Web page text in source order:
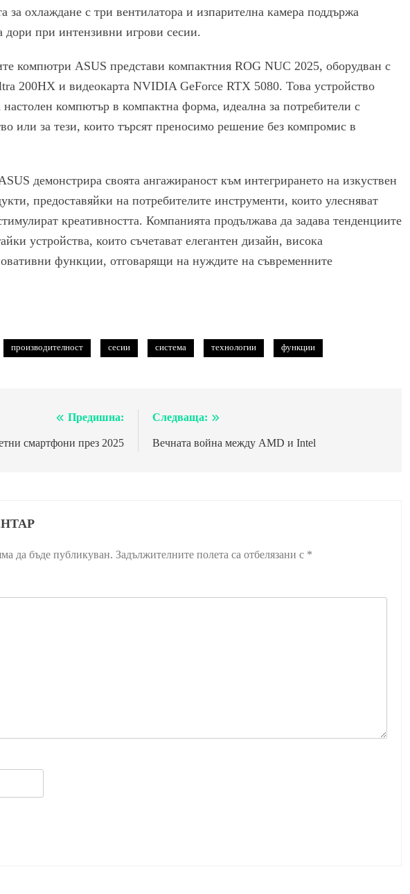
за охлаждане с три вентилатора и изпарителна камера поддържа
дори при интензивни игрови сесии.
компютри ASUS представи компактния ROG NUC 2025, оборудван с
200HX и видеокарта NVIDIA GeForce RTX 5080. Това устройство
компютър в компактна форма, идеална за потребители с
или за тези, които търсят преносимо решение без компромис в
демонстрира своята ангажираност към интегрирането на изкуствен
предоставяйки на потребителите инструменти, които улесняват
креативността. Компанията продължава да задава тенденциите
устройства, които съчетават елегантен дизайн, висока
функции, отговарящи на нуждите на съвременните
производителност сесии система технологии функции
Предишна:
смартфони през 2025
Следваща:
Вечната война между AMD и Intel
да бъде публикуван. Задължителните полета са отбелязани с *